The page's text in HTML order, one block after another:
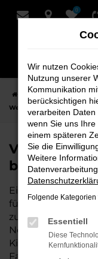
Zum
0
Startseite Weyhe
Weyhe bei Schmidt + Koch
VW Golf
bei Schmidt
Eine VW Golf
für alle, die für
zu einem
Neuwagen mit
Kilometern bietet
Fahrzeugs,
Wir nutzen
Nutzung unserer
Kommunikation
berücksichtigen
verarbeiten Daten
wenn Sie uns
einem späteren
Sie die
Weitere
Folgende
Essentiell
Diese